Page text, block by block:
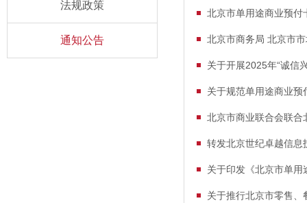
法规政策
通知公告
北京市单用途商业预
关于开展2025年“诚信
关于规范单用途商业
转发北京世纪卓越信息
关于印发《北京市单
关于推行北京市零售